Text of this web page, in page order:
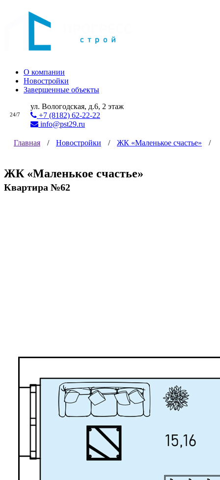
О компании
Новостройки
Завершенные объекты
24/7
ул. Вологодская, д.6, 2 этаж
+7 (8182) 62-22-22
info@pst29.ru
Главная / Новостройки / ЖК «Маленькое счастье» /
ЖК «Маленькое счастье»
Квартира №62